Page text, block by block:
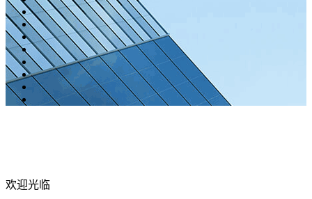
欢迎光临